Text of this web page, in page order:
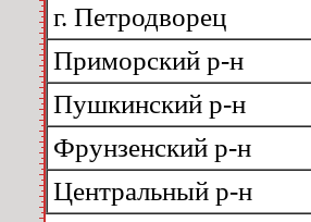
г. Петродворец
Приморский р-н
Пушкинский р-н
Фрунзенский р-н
Центральный р-н